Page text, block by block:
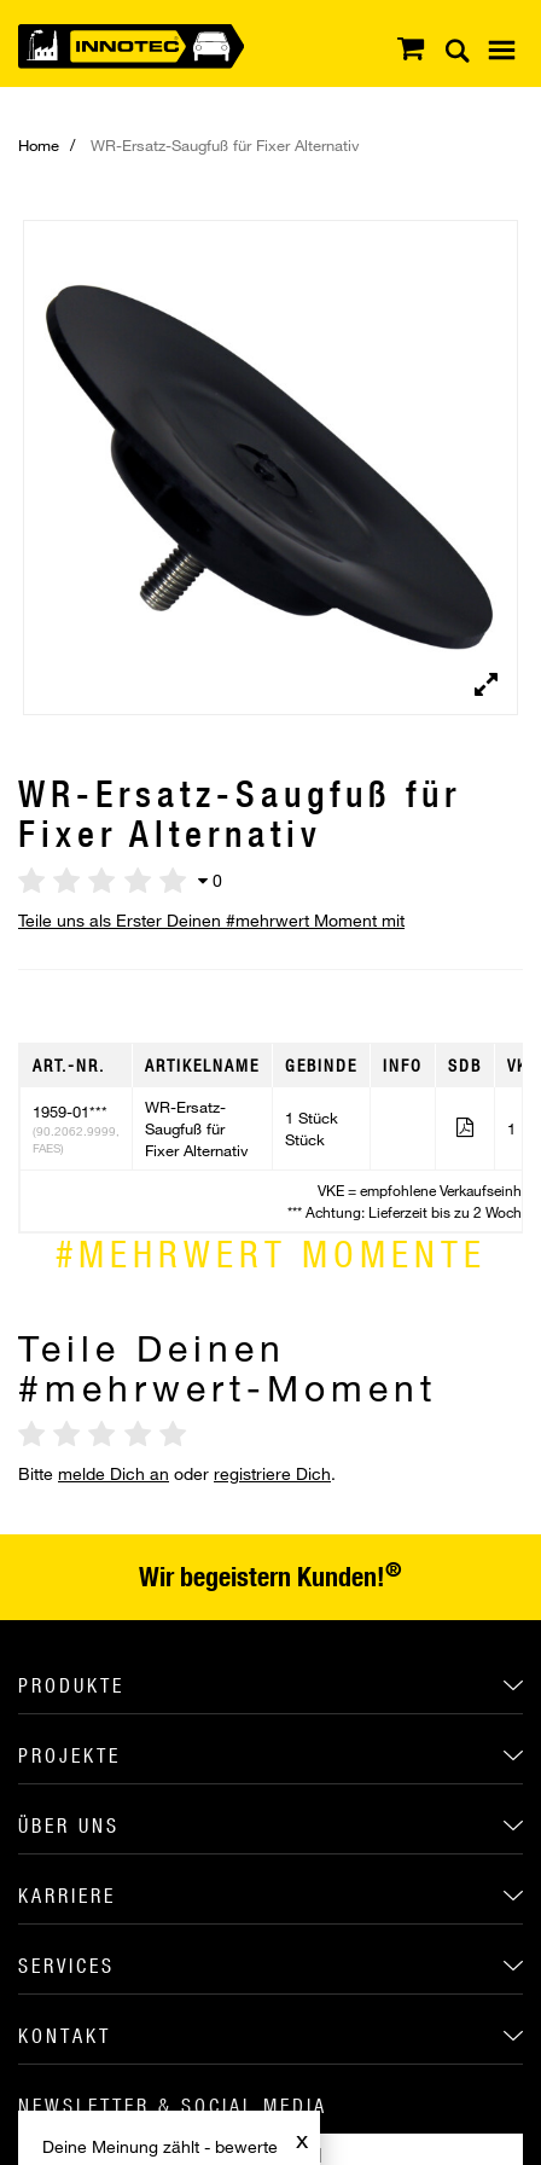
Home WR-Ersatz-Saugfuß für Fixer Alternativ
x
Deine Meinung zählt - bewerte
WR-Ersatz-Saugfuß für
Fixer Alternativ
0
Teile uns als Erster Deinen #mehrwert Moment mit
ART.-NR. ARTIKELNAME GEBINDE INFO SDB VKE
1959-01***
(90.2062.9999,
FAES)
WR-Ersatz-
Saugfuß für
Fixer Alternativ
1 Stück
Stück
1
VKE = empfohlene Verkaufseinheit
*** Achtung: Lieferzeit bis zu 2 Wochen
#MEHRWERT MOMENTE
Teile Deinen
#mehrwert-Moment
Bitte melde Dich an oder registriere Dich.
Wir begeistern Kunden!®
PRODUKTE
PROJEKTE
ÜBER UNS
KARRIERE
SERVICES
KONTAKT
NEWSLETTER & SOCIAL MEDIA
ANMELDEN